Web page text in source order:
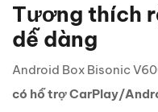
Tương thích
dễ dàng
Android Box Bisonic
có hỗ trợ CarPlay/